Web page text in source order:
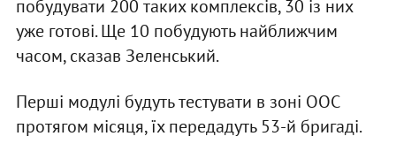
побудувати 200 таких комплексів, 30 із них
уже готові. Ще 10 побудують найближчим
часом, сказав Зеленський.
Перші модулі будуть тестувати в зоні ООС
протягом місяця, їх передадуть 53-й бригаді.